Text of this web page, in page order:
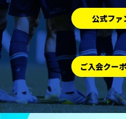
公式ファ
ご入会クー